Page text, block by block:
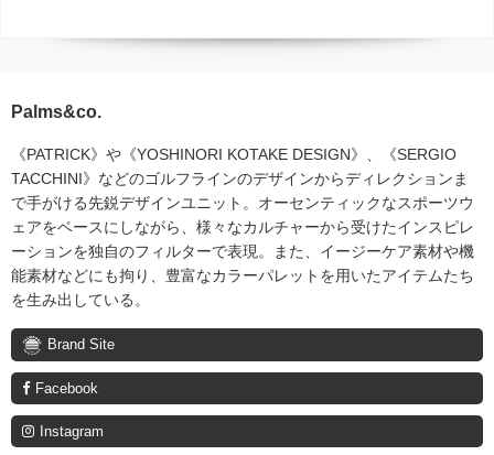
Palms&co.
《PATRICK》や《YOSHINORI KOTAKE DESIGN》、《SERGIO
TACCHINI》などのゴルフラインのデザインからディレクションま
で手がける先鋭デザインユニット。オーセンティックなスポーツウ
ェアをベースにしながら、様々なカルチャーから受けたインスピレ
ーションを独自のフィルターで表現。また、イージーケア素材や機
能素材などにも拘り、豊富なカラーパレットを用いたアイテムたち
を生み出している。
Brand Site
Facebook
Instagram